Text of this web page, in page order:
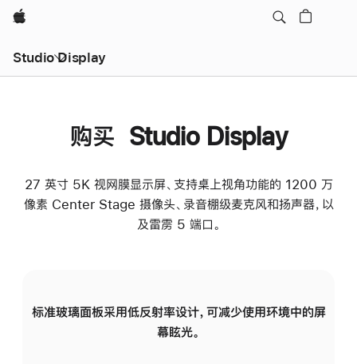
Apple
Studio Display
购买 Studio Display
27 英寸 5K 视网膜显示屏、支持桌上视角功能的 1200 万
像素 Center Stage 摄像头、录音棚级麦克风和扬声器，以
及雷雳 5 端口。
标准玻璃面板采用低反射率设计，可减少使用环境中的屏
幕眩光。